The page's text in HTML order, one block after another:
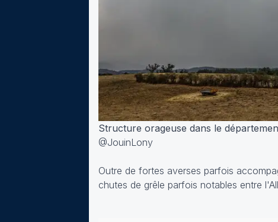
Structure orageuse dans le
@JouinLony
Outre de fortes averses parfois
chutes de grêle parfois notables entre